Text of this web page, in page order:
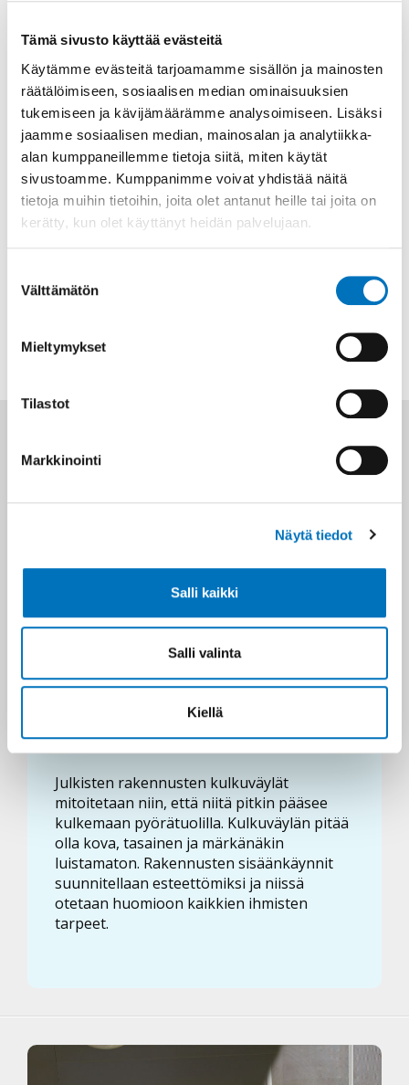
Tämä sivusto käyttää evästeitä
Käytämme evästeitä tarjoamamme sisällön ja mainosten
räätälöimiseen, sosiaalisen median ominaisuuksien
tukemiseen ja kävijämäärämme analysoimiseen. Lisäksi
jaamme sosiaalisen median, mainosalan ja analytiikka-
alan kumppaneillemme tietoja siitä, miten käytät
sivustoamme. Kumppanimme voivat yhdistää näitä
tietoja muihin tietoihin, joita olet antanut heille tai joita on
kerätty, kun olet käyttänyt heidän palvelujaan.
valinta
Välttämätön
Mieltymykset
Tilastot
Markkinointi
Näytä tiedot
Salli kaikki
Salli valinta
Kiellä
g
a
t
i
o
n
Esteettömyysasiantuntija
Ari Kurppa
Työskentelen Invalidiliitossa
esteettömyysasiantuntijana.
050 430 7268
ari.kurppa@invalidiliitto.fi
Kulkuväylä
Julkisten rakennusten kulkuväylät
mitoitetaan niin, että niitä pitkin pääsee
kulkemaan pyörätuolilla. Kulkuväylän pitää
olla kova, tasainen ja märkänäkin
luistamaton. Rakennusten sisäänkäynnit
suunnitellaan esteettömiksi ja niissä
otetaan huomioon kaikkien ihmisten
tarpeet.